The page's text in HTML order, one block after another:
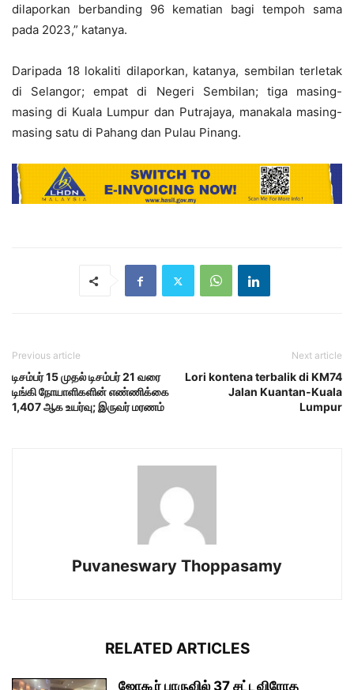
dilaporkan berbanding 96 kematian bagi tempoh sama
pada 2023,” katanya.
Daripada 18 lokaliti dilaporkan, katanya, sembilan terletak
di Selangor; empat di Negeri Sembilan; tiga masing-
masing di Kuala Lumpur dan Putrajaya, manakala masing-
masing satu di Pahang dan Pulau Pinang.
Previous article
டிசம்பர் 15 முதல் டிசம்பர் 21 வரை
டிங்கி நோயாளிகளின் எண்ணிக்கை
1,407 ஆக உயர்வு; இருவர் மரணம்
Next article
Lori kontena terbalik di KM74
Jalan Kuantan-Kuala
Lumpur
Puvaneswary Thoppasamy
RELATED ARTICLES
ஜோகூர் பாருவில் 37 சட்டவிரோத